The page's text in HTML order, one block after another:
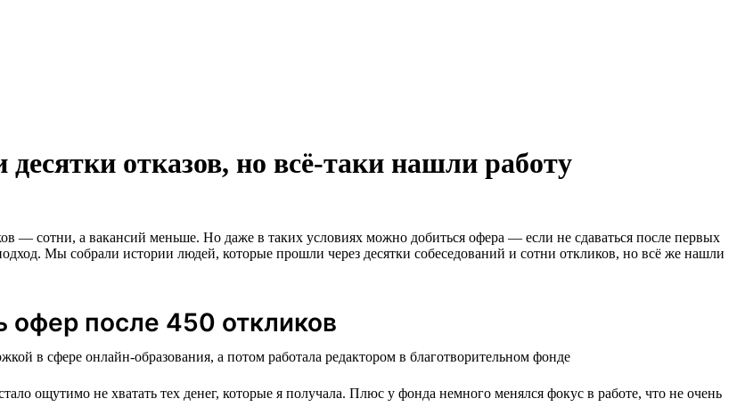
отказов, но всё-таки нашли работу
— сотни, а вакансий меньше. Но даже в таких условиях можно добиться офера — если не сдаваться после первых
Мы собрали истории людей, которые прошли через десятки собеседований и сотни откликов, но всё же нашли
офер после 450 откликов
ощутимо не хватать тех денег, которые я получала. Плюс у фонда немного менялся фокус в работе, что не очень